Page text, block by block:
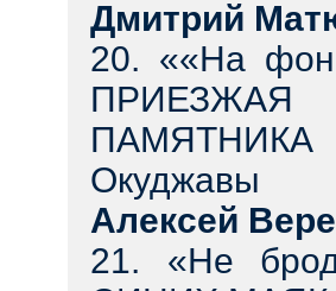
Дмитрий
20. ««На
ПРИЕЗЖАЯ
ПАМЯТНИКА
Окуджавы
Алексей
21. «Не